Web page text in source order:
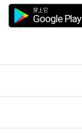
穿上它
Google Play